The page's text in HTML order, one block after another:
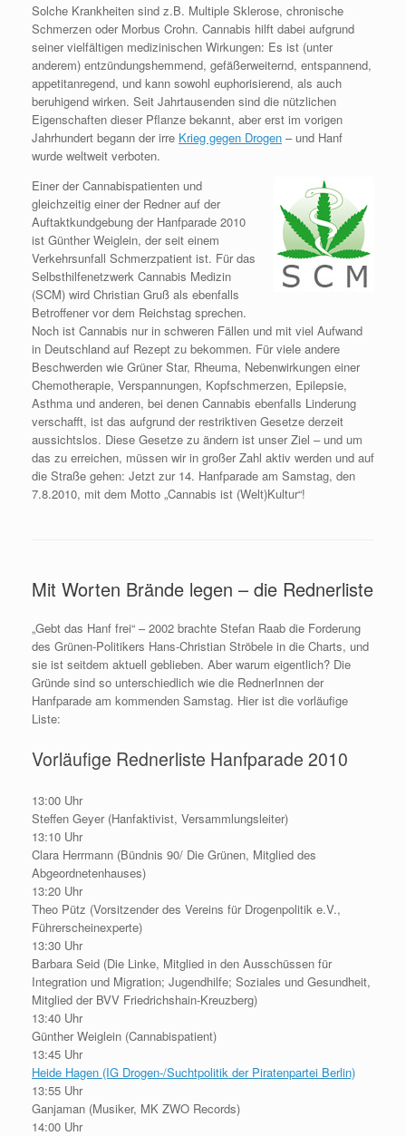
Solche Krankheiten sind z.B. Multiple Sklerose, chronische
Schmerzen oder Morbus Crohn. Cannabis hilft dabei aufgrund
seiner vielfältigen medizinischen Wirkungen: Es ist (unter
anderem) entzündungshemmend, gefäßerweiternd, entspannend,
appetitanregend, und kann sowohl euphorisierend, als auch
beruhigend wirken. Seit Jahrtausenden sind die nützlichen
Eigenschaften dieser Pflanze bekannt, aber erst im vorigen
Jahrhundert begann der irre Krieg gegen Drogen – und Hanf
wurde weltweit verboten.
Einer der Cannabispatienten und
gleichzeitig einer der Redner auf der
Auftaktkundgebung der Hanfparade 2010
ist Günther Weiglein, der seit einem
Verkehrsunfall Schmerzpatient ist. Für das
Selbsthilfenetzwerk Cannabis Medizin
(SCM) wird Christian Gruß als ebenfalls
Betroffener vor dem Reichstag sprechen.
Noch ist Cannabis nur in schweren Fällen und mit viel Aufwand
in Deutschland auf Rezept zu bekommen. Für viele andere
Beschwerden wie Grüner Star, Rheuma, Nebenwirkungen einer
Chemotherapie, Verspannungen, Kopfschmerzen, Epilepsie,
Asthma und anderen, bei denen Cannabis ebenfalls Linderung
verschafft, ist das aufgrund der restriktiven Gesetze derzeit
aussichtslos. Diese Gesetze zu ändern ist unser Ziel – und um
das zu erreichen, müssen wir in großer Zahl aktiv werden und auf
die Straße gehen: Jetzt zur 14. Hanfparade am Samstag, den
7.8.2010, mit dem Motto „Cannabis ist (Welt)Kultur“!
Mit Worten Brände legen – die Rednerliste
„Gebt das Hanf frei“ – 2002 brachte Stefan Raab die Forderung
des Grünen-Politikers Hans-Christian Ströbele in die Charts, und
sie ist seitdem aktuell geblieben. Aber warum eigentlich? Die
Gründe sind so unterschiedlich wie die RednerInnen der
Hanfparade am kommenden Samstag. Hier ist die vorläufige
Liste:
Vorläufige Rednerliste Hanfparade 2010
13:00 Uhr
Steffen Geyer (Hanfaktivist, Versammlungsleiter)
13:10 Uhr
Clara Herrmann (Bündnis 90/ Die Grünen, Mitglied des
Abgeordnetenhauses)
13:20 Uhr
Theo Pütz (Vorsitzender des Vereins für Drogenpolitik e.V.,
Führerscheinexperte)
13:30 Uhr
Barbara Seid (Die Linke, Mitglied in den Ausschüssen für
Integration und Migration; Jugendhilfe; Soziales und Gesundheit,
Mitglied der BVV Friedrichshain-Kreuzberg)
13:40 Uhr
Günther Weiglein (Cannabispatient)
13:45 Uhr
Heide Hagen (IG Drogen-/Suchtpolitik der Piratenpartei Berlin)
13:55 Uhr
Ganjaman (Musiker, MK ZWO Records)
14:00 Uhr